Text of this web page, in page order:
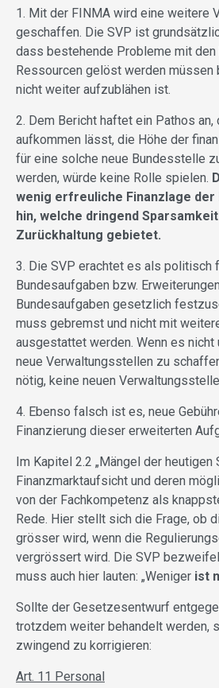
1. Mit der FINMA wird eine weitere
geschaffen. Die SVP ist
dass bestehende Probleme mit den
Ressourcen gelöst werden müssen
nicht weiter aufzublähen ist.
2. Dem Bericht haftet ein Pathos an,
aufkommen lässt, die Höhe der
für eine solche neue Bundesstelle
werden, würde keine Rolle spielen.
wenig erfreuliche Finanzlage
hin, welche dringend
Zurückhaltung gebietet.
3. Die SVP erachtet es als politisch
Bundesaufgaben bzw.
Bundesaufgaben gesetzlich
muss gebremst und nicht mit
ausgestattet werden. Wenn es
neue Verwaltungsstellen zu
nötig, keine neuen
4. Ebenso falsch ist es, neue
Finanzierung dieser erweiterten
Im Kapitel 2.2 „Mängel der heutigen
Finanzmarktaufsicht und deren
von der Fachkompetenz als
Rede. Hier stellt sich die Frage, ob
grösser wird, wenn die
vergrössert wird. Die SVP
muss auch hier lauten: „Weniger ist
Sollte der Gesetzesentwurf
trotzdem weiter behandelt werden,
zwingend zu korrigieren:
Art. 11 Personal